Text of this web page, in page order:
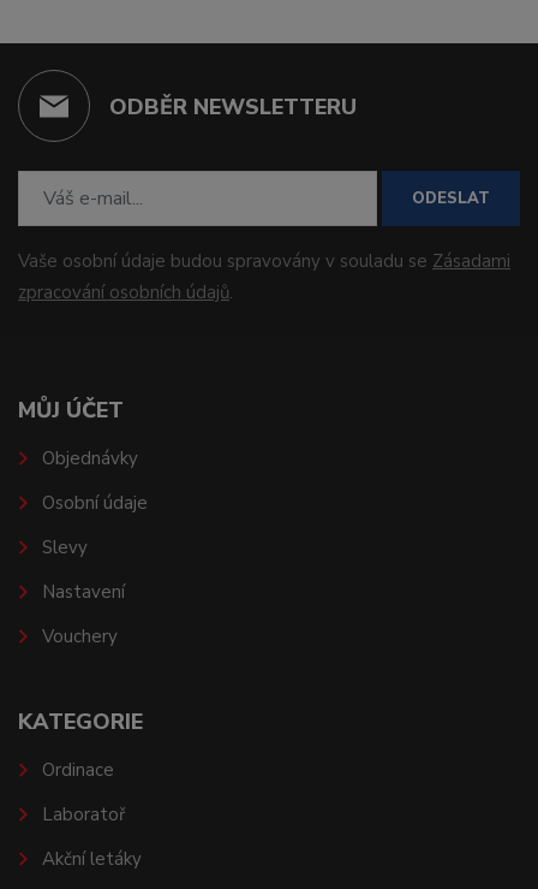
ODBĚR NEWSLETTERU
ODESLAT
Vaše osobní údaje budou spravovány v souladu se Zásadami
zpracování osobních údajů.
MŮJ ÚČET
Objednávky
Osobní údaje
Slevy
Nastavení
Vouchery
KATEGORIE
Ordinace
Laboratoř
Akční letáky